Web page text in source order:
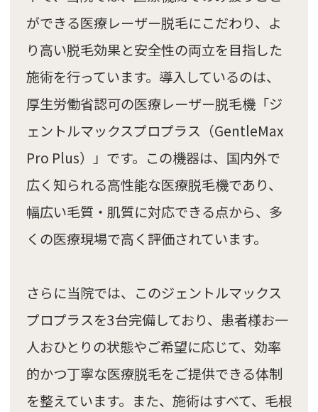
ができる医療レーザー脱毛にこだわり、よ
り高い脱毛効果と安全性の両立を目指した
施術を行っています。導入しているのは、
厚生労働省認可の医療レーザー脱毛機「ジ
ェントルマックスプロプラス（GentleMax
Pro Plus）」です。この機器は、国内外で
広く知られる高性能な医療脱毛機であり、
幅広い毛質・肌質に対応できる点から、多
くの医療現場で高く評価されています。
さらに当院では、このジェントルマックス
プロプラスを3台完備しており、患者様お一
人おひとりの状態やご希望に応じて、効率
的かつ丁寧な医療脱毛をご提供できる体制
を整えています。また、施術はすべて、毛根